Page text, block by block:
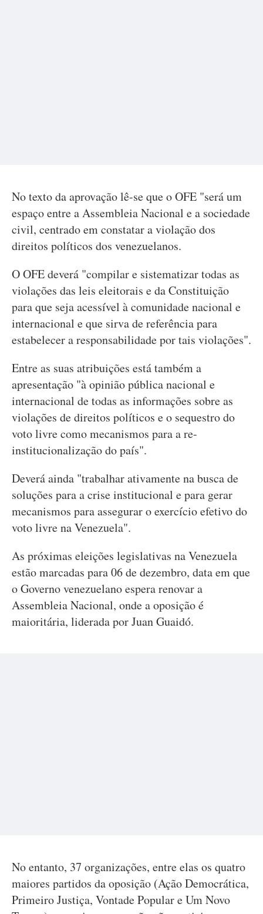
No texto da aprovação lê-se que o OFE "será um
espaço entre a Assembleia Nacional e a sociedade
civil, centrado em constatar a violação dos
direitos políticos dos venezuelanos.
O OFE deverá "compilar e sistematizar todas as
violações das leis eleitorais e da Constituição
para que seja acessível à comunidade nacional e
internacional e que sirva de referência para
estabelecer a responsabilidade por tais violações".
Entre as suas atribuições está também a
apresentação "à opinião pública nacional e
internacional de todas as informações sobre as
violações de direitos políticos e o sequestro do
voto livre como mecanismos para a re-
institucionalização do país".
Deverá ainda "trabalhar ativamente na busca de
soluções para a crise institucional e para gerar
mecanismos para assegurar o exercício efetivo do
voto livre na Venezuela".
As próximas eleições legislativas na Venezuela
estão marcadas para 06 de dezembro, data em que
o Governo venezuelano espera renovar a
Assembleia Nacional, onde a oposição é
maioritária, liderada por Juan Guaidó.
No entanto, 37 organizações, entre elas os quatro
maiores partidos da oposição (Ação Democrática,
Primeiro Justiça, Vontade Popular e Um Novo